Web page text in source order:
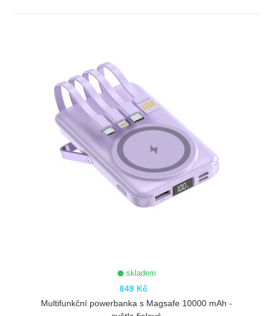
skladem
849 Kč
Multifunkční powerbanka s Magsafe 10000 mAh -